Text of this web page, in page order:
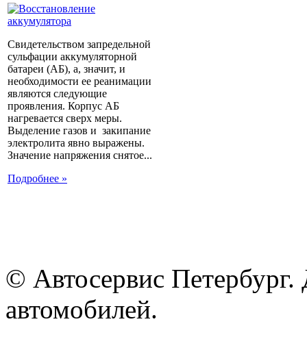
Свидетельством запредельной
сульфации аккумуляторной
батареи (АБ), а, значит, и
необходимости ее реанимации
являются следующие
проявления. Корпус АБ
нагревается сверх меры.
Выделение газов и закипание
электролита явно выражены.
Значение напряжения снятое...
Подробнее »
© Автосервис
автомобилей.